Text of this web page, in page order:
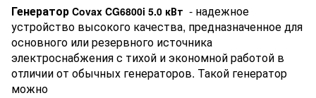
Генератор Covax CG6800i 5.0 кВт - надежное
устройство высокого качества, предназначенное для
основного или резервного источника
электроснабжения с тихой и экономной работой в
отличии от обычных генераторов. Такой генератор
можно